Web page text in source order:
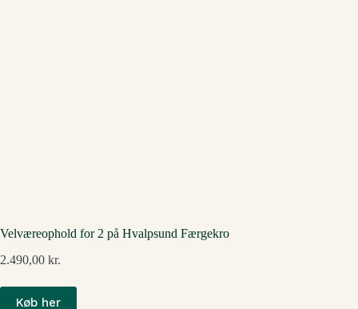
Velværeophold for 2 på Hvalpsund Færgekro
2.490,00 kr.
Køb her